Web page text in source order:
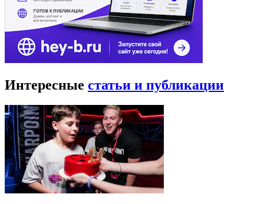
Интересные статьи и публикации